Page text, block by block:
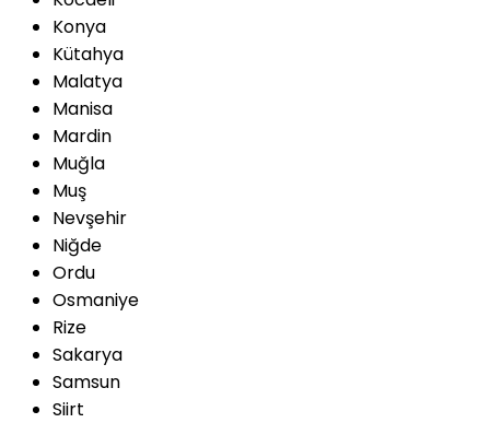
Konya
Kütahya
Malatya
Manisa
Mardin
Muğla
Muş
Nevşehir
Niğde
Ordu
Osmaniye
Rize
Sakarya
Samsun
Siirt